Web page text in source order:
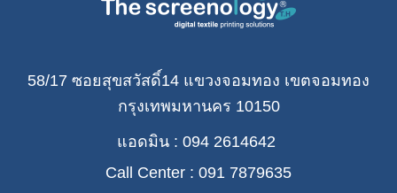
58/17 ซอยสุขสวัสดิ์14 แขวงจอมทอง เขตจอมทอง
กรุงเทพมหานคร 10150
แอดมิน : 094 2614642
Call Center : 091 7879635